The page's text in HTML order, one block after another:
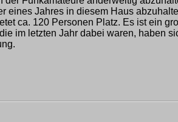
eines Jahres in diesem Haus
ca. 120 Personen Platz. Es ist ein
im letzten Jahr dabei waren, haben